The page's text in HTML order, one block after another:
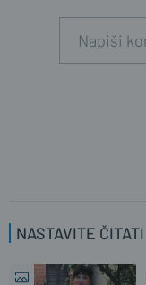
NASTAVITE ČITATI